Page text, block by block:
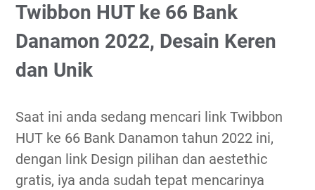
Twibbon HUT ke 66 Bank
Danamon 2022, Desain Keren
dan Unik
Saat ini anda sedang mencari link Twibbon
HUT ke 66 Bank Danamon tahun 2022 ini,
dengan link Design pilihan dan aestethic
gratis, iya anda sudah tepat mencarinya